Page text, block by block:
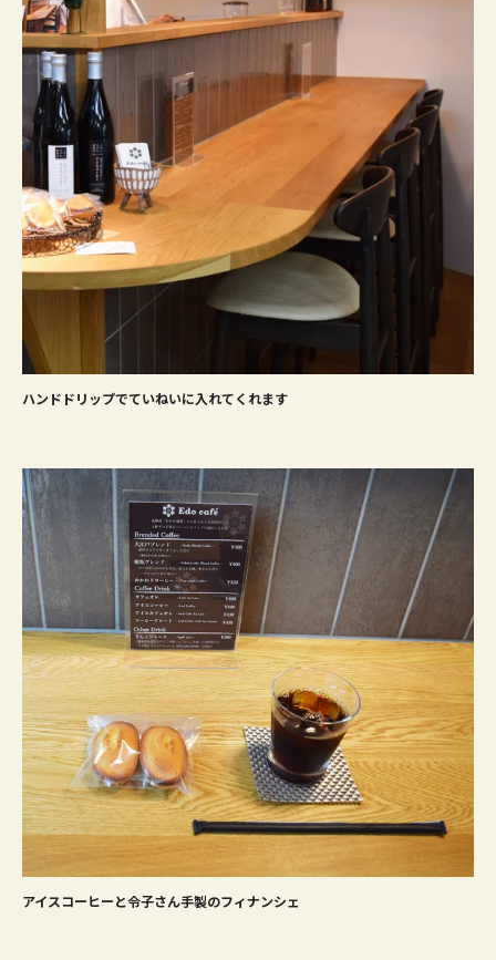
ハンドドリップでていねいに入れてくれます
アイスコーヒーと令子さん手製のフィナンシェ